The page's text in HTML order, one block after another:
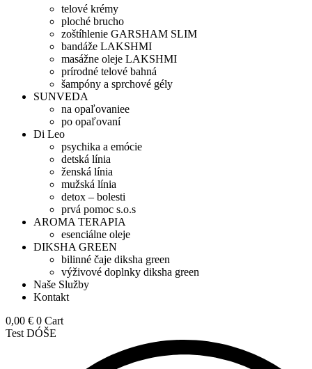
telové krémy
ploché brucho
zoštíhlenie GARSHAM SLIM
bandáže LAKSHMI
masážne oleje LAKSHMI
prírodné telové bahná
šampóny a sprchové gély
SUNVEDA
na opaľovaniee
po opaľovaní
Di Leo
psychika a emócie
detská línia
ženská línia
mužská línia
detox – bolesti
prvá pomoc s.o.s
AROMA TERAPIA
esenciálne oleje
DIKSHA GREEN
bilinné čaje diksha green
výživové doplnky diksha green
Naše Služby
Kontakt
0,00 € 0 Cart
Test DÓŠE